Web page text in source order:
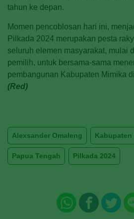
tahun ke depan.
Momen pencoblosan hari ini,
Pilkada 2024 merupakan pesta
seluruh elemen masyarakat, mulai
pemilih, untuk bersama-sama
pembangunan Kabupaten Mimika
(Red)
Alexsander Omaleng Kabupaten
Papua Tengah Pilkada 2024